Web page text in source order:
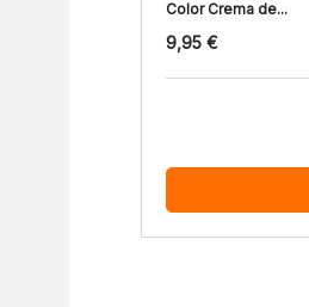
Color Crema de...
9,95 €